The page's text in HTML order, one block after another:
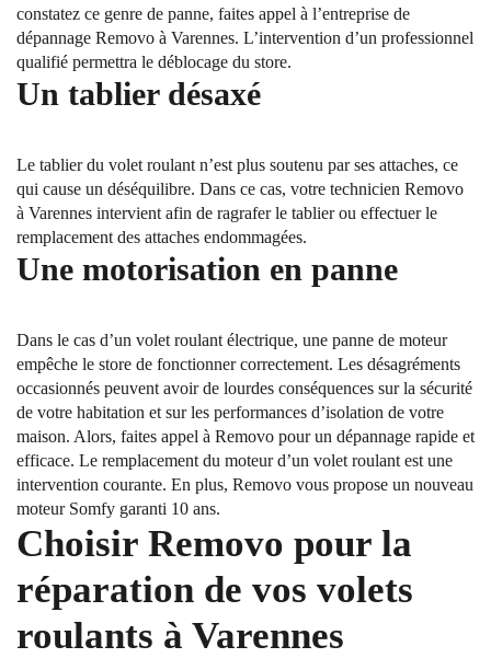
constatez ce genre de panne, faites appel à l’entreprise de
dépannage Removo à Varennes. L’intervention d’un professionnel
qualifié permettra le déblocage du store.
Un tablier désaxé
Le tablier du volet roulant n’est plus soutenu par ses attaches, ce
qui cause un déséquilibre. Dans ce cas, votre technicien Removo
à Varennes intervient afin de ragrafer le tablier ou effectuer le
remplacement des attaches endommagées.
Une motorisation en panne
Dans le cas d’un volet roulant électrique, une panne de moteur
empêche le store de fonctionner correctement. Les désagréments
occasionnés peuvent avoir de lourdes conséquences sur la sécurité
de votre habitation et sur les performances d’isolation de votre
maison. Alors, faites appel à Removo pour un dépannage rapide et
efficace. Le remplacement du moteur d’un volet roulant est une
intervention courante. En plus, Removo vous propose un nouveau
moteur Somfy garanti 10 ans.
Choisir Removo pour la
réparation de vos volets
roulants à Varennes